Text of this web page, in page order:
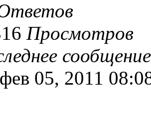
Просмотров
05, 2011